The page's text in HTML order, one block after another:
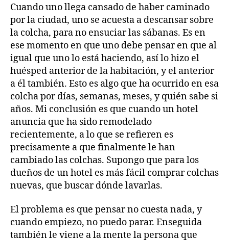
Cuando uno llega cansado de haber caminado
por la ciudad, uno se acuesta a descansar sobre
la colcha, para no ensuciar las sábanas. Es en
ese momento en que uno debe pensar en que al
igual que uno lo está haciendo, así lo hizo el
huésped anterior de la habitación, y el anterior
a él también. Esto es algo que ha ocurrido en esa
colcha por días, semanas, meses, y quién sabe si
años. Mi conclusión es que cuando un hotel
anuncia que ha sido remodelado
recientemente, a lo que se refieren es
precisamente a que finalmente le han
cambiado las colchas. Supongo que para los
dueños de un hotel es más fácil comprar colchas
nuevas, que buscar dónde lavarlas.
El problema es que pensar no cuesta nada, y
cuando empiezo, no puedo parar. Enseguida
también le viene a la mente la persona que